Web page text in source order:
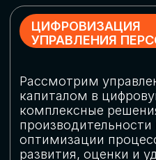
«пересборки» бизнес-моделей
СКАЧАТЬ
ПРОГРАММУ
КОНФЕРЕНЦИИ